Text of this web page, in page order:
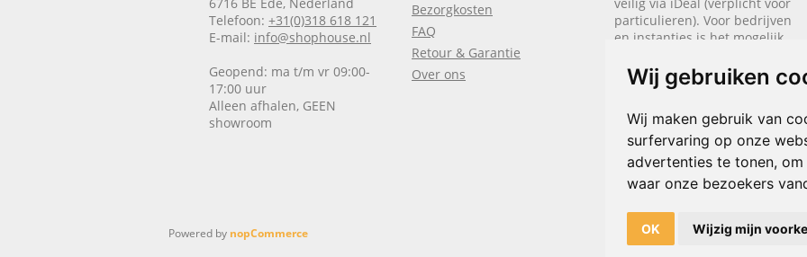
Wij gebruiken
Wij maken gebruik van
surfervaring op onze
advertenties te tonen,
waar onze bezoekers
OK Wijzig mijn
6716 BE Ede, Nederland
Telefoon: +31(0)318 618 121
E-mail: info@shophouse.nl
Geopend: ma t/m vr 09:00-
17:00 uur
Alleen afhalen, GEEN
showroom
Bezorgkosten
FAQ
Retour & Garantie
Over ons
veilig via iDeal (verplicht voor
particulieren). Voor bedrijven
en instanties is het mogelijk
We sturen je dan een factuur
nadat de bestelling is
Klik hier om meer te lezen of
bel+31(0)318 618 121
Powered by nopCommerce